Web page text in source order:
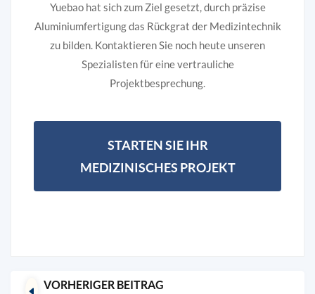
Yuebao hat sich zum Ziel gesetzt, durch präzise
Aluminiumfertigung das Rückgrat der Medizintechnik
zu bilden. Kontaktieren Sie noch heute unseren
Spezialisten für eine vertrauliche
Projektbesprechung.
STARTEN SIE IHR
MEDIZINISCHES PROJEKT
VORHERIGER BEITRAG